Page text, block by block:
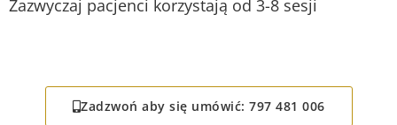
Zazwyczaj pacjenci korzystają od 3-8 sesji
Zadzwoń aby się umówić: 797 481 006